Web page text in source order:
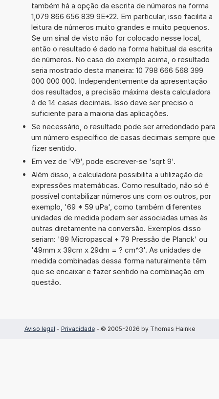
também há a opção da escrita de números na forma
1,079 866 656 839 9E+22. Em particular, isso facilita a
leitura de números muito grandes e muito pequenos.
Se um sinal de visto não for colocado nesse local,
então o resultado é dado na forma habitual da escrita
de números. No caso do exemplo acima, o resultado
seria mostrado desta maneira: 10 798 666 568 399
000 000 000. Independentemente da apresentação
dos resultados, a precisão máxima desta calculadora
é de 14 casas decimais. Isso deve ser preciso o
suficiente para a maioria das aplicações.
Se necessário, o resultado pode ser arredondado para
um número específico de casas decimais sempre que
fizer sentido.
Em vez de '√9', pode escrever-se 'sqrt 9'.
Além disso, a calculadora possibilita a utilização de
expressões matemáticas. Como resultado, não só é
possível contabilizar números uns com os outros, por
exemplo, '69 * 59 uPa', como também diferentes
unidades de medida podem ser associadas umas às
outras diretamente na conversão. Exemplos disso
seriam: '89 Micropascal + 79 Pressão de Planck' ou
'49mm x 39cm x 29dm = ? cm^3'. As unidades de
medida combinadas dessa forma naturalmente têm
que se encaixar e fazer sentido na combinação em
questão.
Aviso legal - Privacidade- © 2005-2026 by Thomas Hainke